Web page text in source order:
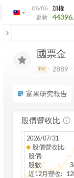
arrow_drop_down
08/06
更新
加權
國票金
TW 2889
sticky_note_2 富果研究報告
股價營收比 info_outline
2026/07/31
股價營收比:
股價:
股數:
近12月營收:
chevron_left